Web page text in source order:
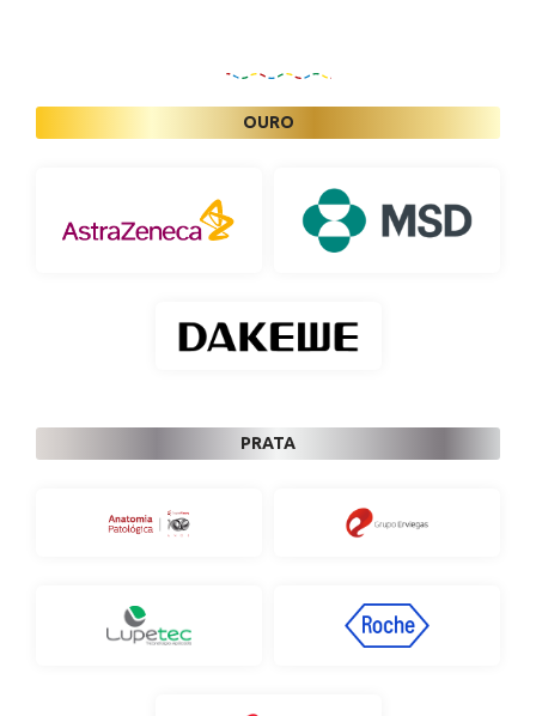
OURO
PRATA